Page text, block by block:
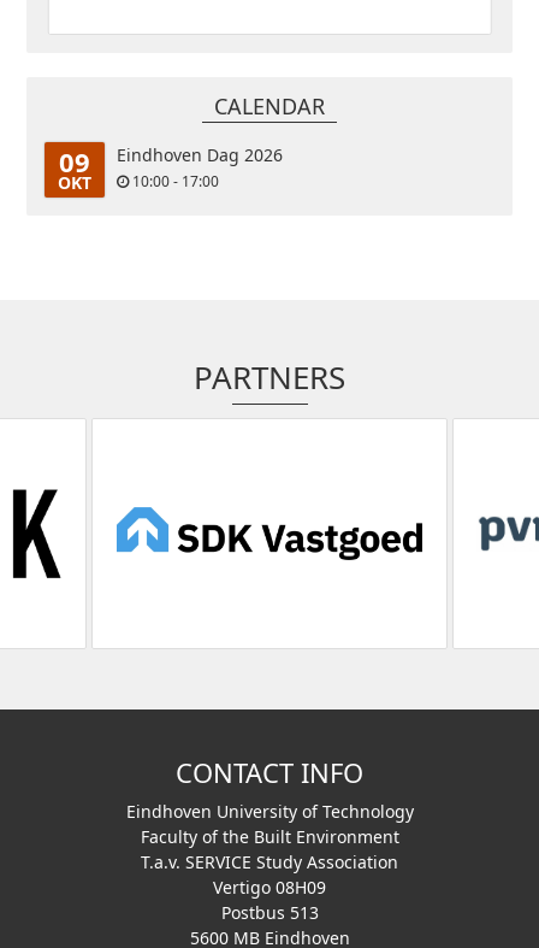
CALENDAR
09
OKT
Eindhoven Dag 2026
10:00 - 17:00
PARTNERS
CONTACT INFO
Eindhoven University of Technology
Faculty of the Built Environment
T.a.v. SERVICE Study Association
Vertigo 08H09
Postbus 513
5600 MB Eindhoven